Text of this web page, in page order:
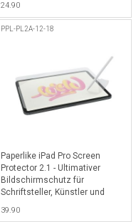
iPad inkl. 2 x Ersatzspitzen -
24.90
PPL-PL2A-12-18
Paperlike iPad Pro Screen
Protector 2.1 - Ultimativer
Bildschirmschutz für
Schriftsteller, Künstler und
12.9" (2018 - 2022) -
39.90